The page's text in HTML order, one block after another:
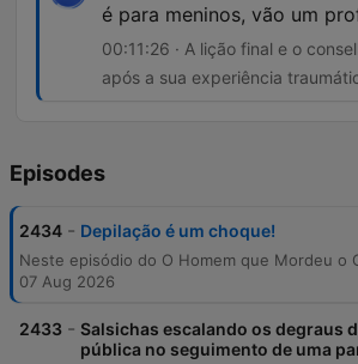
é para meninos, vão um
00:11:26 · A lição final e o
após a sua experiência
Episodes
2434 - Depilação é um choque!
07 Aug 2026
2433 - Salsichas escalando os degraus
pública no seguimento de uma